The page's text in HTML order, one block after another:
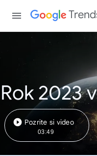
Rok 2023
Pozrite si video
03:49